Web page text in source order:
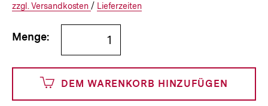
€
und
0
Cents
Versandkosten
Interner
Informationen
den
zzgl. zuzüglichen
Versandkosten / Interner
Informationen
Lieferzeiten
Bestellmenge
angeben
Menge:
DEM WARENKORB HINZUFÜGEN